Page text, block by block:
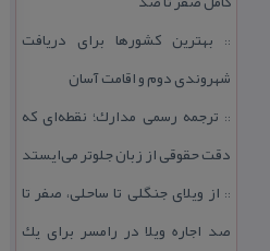
:: بهترین كشورها برای دریافت
شهروندی دوم و اقامت آسان
:: ترجمه رسمی مدارك؛ نقطه‌ای كه
دقت حقوقی از زبان جلوتر می‌ایستد
:: از ویلای جنگلی تا ساحلی، صفر تا
صد اجاره ویلا در رامسر برای یك